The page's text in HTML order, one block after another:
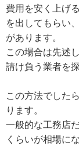
費用を安く上げ
を出してもらい
があります。
この場合は先述
請け負う業者を
この方法でした
ります。
一般的な工務店
くらいが相場に